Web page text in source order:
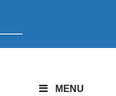
MENU